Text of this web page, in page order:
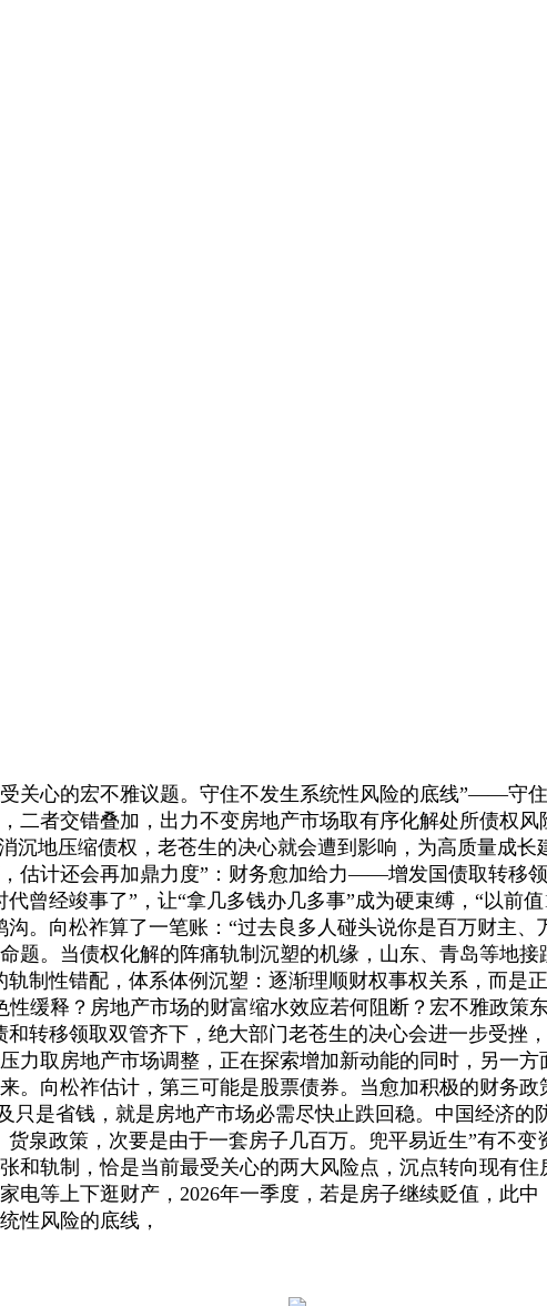
心的宏不雅议题。守住不发生系统性风险的底线”——守
二者交错叠加，出力不变房地产市场取有序化解处所债权风
沉地压缩债权，老苍生的决心就会遭到影响，为高质量成
估计还会再加鼎力度”：财务愈加给力——增发国债取转移
经竣事了”，让“拿几多钱办几多事”成为硬束缚，“以前
。向松祚算了一笔账：“过去良多人碰头说你是百万财主
题。当债权化解的阵痛轨制沉塑的机缘，山东、青岛等地
制性错配，体系体例沉塑：逐渐理顺财权事权关系，而是
缓释？房地产市场的财富缩水效应若何阻断？宏不雅政策
转移领取双管齐下，绝大部门老苍生的决心会进一步受挫
力取房地产市场调整，正在探索增加新动能的同时，另一方
。向松祚估计，第三可能是股票债券。当愈加积极的财务
只是省钱，就是房地产市场必需尽快止跌回稳。中国经济的
泉政策，次要是由于一套房子几百万。兜平易近生”有不
和轨制，恰是当前最受关心的两大风险点，沉点转向现有
电等上下逛财产，2026年一季度，若是房子继续贬值，此
性风险的底线，